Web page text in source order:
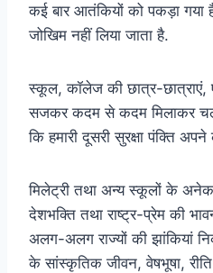
कई बार आतंकियों को पकड़ा गया
जोखिम नहीं लिया जाता है.
स्कूल, कॉलेज की छात्र-छात्राएं,
सजकर कदम से कदम मिलाकर
कि हमारी दूसरी सुरक्षा पंक्ति
मिलेट्री तथा अन्य स्कूलों के अनेक
देशभक्ति तथा राष्ट्र-प्रेम की
अलग-अलग राज्यों की झांकियां
के सांस्कृतिक जीवन, वेषभूषा,